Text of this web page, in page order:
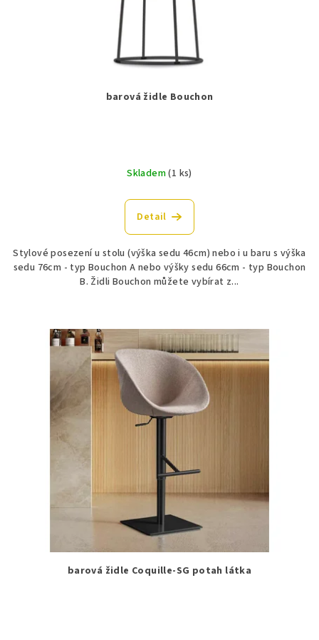
barová židle Bouchon
Skladem(1 ks)
Detail
Stylové posezení u stolu (výška sedu 46cm) nebo i u baru s výška
sedu 76cm - typ Bouchon A nebo výšky sedu 66cm - typ Bouchon
B. Židli Bouchon můžete vybírat z...
barová židle Coquille-SG potah látka